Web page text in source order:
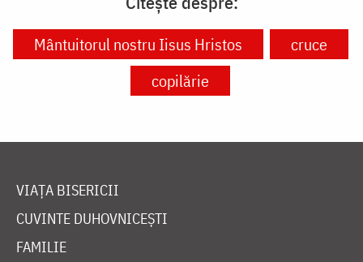
Mântuitorul nostru Iisus Hristos
cruce
copilărie
VIAȚA BISERICII
CUVINTE DUHOVNICEȘTI
FAMILIE